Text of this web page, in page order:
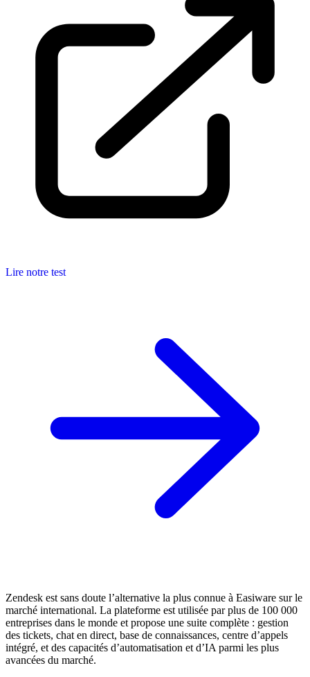
Lire notre test
Zendesk est sans doute l’alternative la plus connue à Easiware sur le
marché international. La plateforme est utilisée par plus de 100 000
entreprises dans le monde et propose une suite complète : gestion
des tickets, chat en direct, base de connaissances, centre d’appels
intégré, et des capacités d’automatisation et d’IA parmi les plus
avancées du marché.